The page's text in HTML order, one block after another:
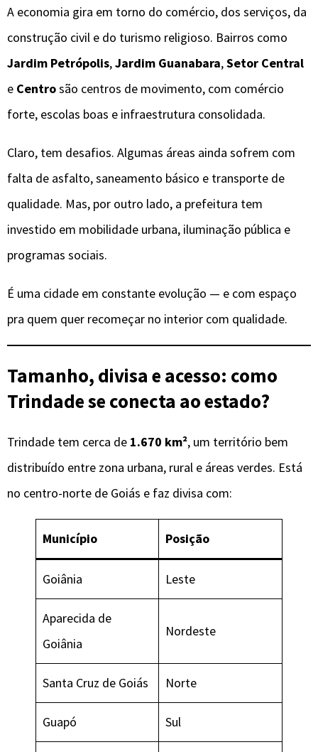
A economia gira em torno do comércio, dos serviços, da
construção civil e do turismo religioso. Bairros como
Jardim Petrópolis,Jardim Guanabara,Setor Central
e Centrosão centros de movimento, com comércio
forte, escolas boas e infraestrutura consolidada.
Claro, tem desafios. Algumas áreas ainda sofrem com
falta de asfalto, saneamento básico e transporte de
qualidade. Mas, por outro lado, a prefeitura tem
investido em mobilidade urbana, iluminação pública e
programas sociais.
É uma cidade em constante evolução — e com espaço
pra quem quer recomeçar no interior com qualidade.
Tamanho, divisa e acesso: como
Trindade se conecta ao estado?
Trindade tem cerca de 1.670 km², um território bem
distribuído entre zona urbana, rural e áreas verdes. Está
no centro-norte de Goiás e faz divisa com:
Município Posição
Goiânia Leste
Aparecida de
Goiânia
Nordeste
Santa Cruz de Goiás Norte
Guapó Sul